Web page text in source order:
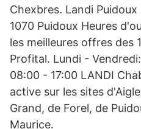
Chexbres. Landi
1070 Puidoux Heures
les meilleures offres des
Profital. Lundi -
08:00 - 17:00 LANDI
active sur les sites
Grand, de Forel, de
Maurice.